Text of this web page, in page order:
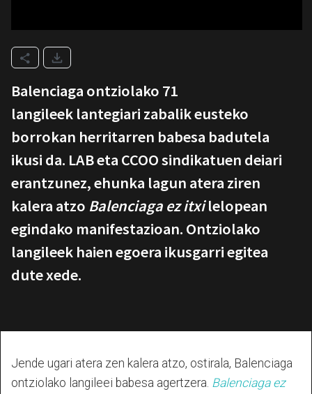
Balenciaga ontziolako 71
langileek lantegiari zabalik eusteko
borrokan herritarren babesa badutela
ikusi da. LAB eta CCOO sindikatuen deiari
erantzunez, ehunka lagun atera ziren
kalera atzo Balenciaga ez itxilelopean
egindako manifestazioan. Ontziolako
langileek haien egoera ikusgarri egitea
dute xede.
Jende ugari atera zen kalera atzo, ostirala, Balenciaga
ontziolako langileei babesa agertzera. Balenciaga ez